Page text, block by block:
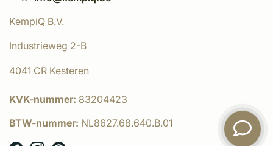
KempíQ B.V.
Industrieweg 2-B
4041 CR Kesteren
KVK-nummer: 83204423
BTW-nummer: NL8627.68.640.B.01